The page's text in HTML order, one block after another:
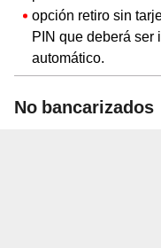
opción retiro sin
PIN que deberá ser
automático.
No bancarizados